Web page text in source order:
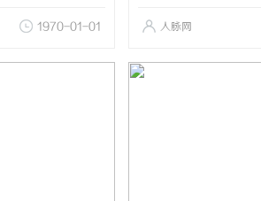
1970-01-01 人脉网